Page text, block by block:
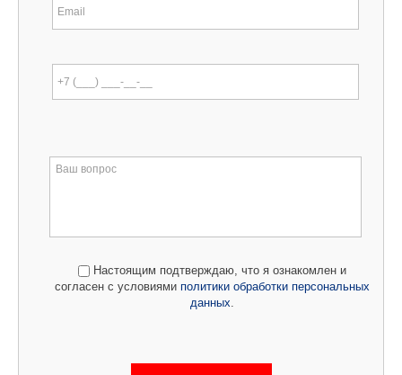
Настоящим подтверждаю, что я ознакомлен и
согласен с условиями политики обработки персональных
данных